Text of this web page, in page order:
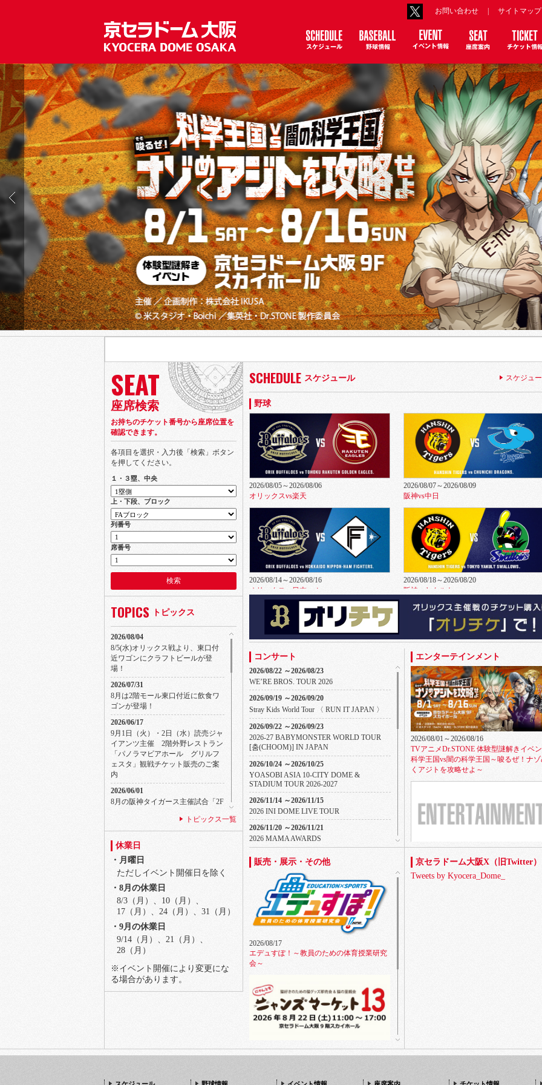
サイトマップ
お問い合わせ
Prev
SEAT
座席検索
お持ちのチケット番号から座席位置を
確認できます。
各項目を選択・入力後「検索」ボタン
を押してください。
１・３塁、中央
上・下段、ブロック
列番号
席番号
TOPICS トピックス
2026/08/04
8/5(水)オリックス戦より、東口付
近ワゴンにクラフトビールが登
場！
2026/07/31
8月は2階モール東口付近に飲食ワ
ゴンが登場！
2026/06/17
9月1日（火）・2日（水）読売ジャ
イアンツ主催 2階外野レストラン
「パノラマビアホール グリルフ
ェスタ」観戦チケット販売のご案
内
2026/06/01
8月の阪神タイガース主催試合「2F
2026/05/15
8月4日(火)ソフトバンク主催公式
戦 ２F外野レストランチケットの
ご案内
2026/04/03
【火曜日はトレカの日！】Bs練習
見学ツアー参加者限定電子トレカ
を配布！
2026/02/27
場内販売飲食メニュー価格改定の
お知らせ
2026/02/27
場内飲食売店に新店舗がオープ
ン！
2026/02/05
「築地 銀だこ」閉店のお知らせ
トピックス一覧
休業日
・月曜日
ただしイベント開催日を除く
・8月の休業日
8/3（月）、10（月）、
17（月）、24（月）、31（月）
・9月の休業日
9/14（月）、21（月）、
28（月）
※イベント開催により変更にな
る場合があります。
SCHEDULE スケジュール スケジュ
野球
2026/08/05～2026/08/06
オリックスvs楽天
2026/08/07～2026/08/09
阪神vs中日
2026/08/14～2026/08/16
オリックスvs日本ハム
2026/08/18～2026/08/20
阪神vsヤクルト
2026/08/25～2026/08/27
オリックスvs楽天
2026/08/28～2026/08/30
オリックスvsソフトバンク
コンサート
2026/08/22 ～2026/08/23
WE’RE BROS. TOUR 2026
2026/09/19 ～2026/09/20
Stray Kids World Tour 〈 RUN IT JAPAN 〉
2026/09/22 ～2026/09/23
2026-27 BABYMONSTER WORLD TOUR
[춤(CHOOM)] IN JAPAN
2026/10/24 ～2026/10/25
YOASOBI ASIA 10-CITY DOME &
STADIUM TOUR 2026-2027
2026/11/14 ～2026/11/15
2026 INI DOME LIVE TOUR
2026/11/20 ～2026/11/21
2026 MAMA AWARDS
BIGBANG 2026 WORLD TOUR
2026/12/05 ～2026/12/06
EXILE 25th ANNIVERSARY BEST LIVE ～
LDH PERFECT YEAR 2026～
2026/12/10
2026/12/12 ～2026/12/13
Fujii Kaze Prema World Tour
Bruno Mars : The Romantic Tour in Japan
2027/01/23 ～2027/01/24
BUMP OF CHICKEN TOUR 2026-2027 Ratio
Clavis
Da-iCE DAY DOME PHASE 2027
エンターテインメント
2026/08/01～2026/08/16
TVアニメDr.STONE 体験型謎解きイベ
科学王国vs闇の科学王国～唆るぜ！ナ
くアジトを攻略せよ～
KANSAI COLLECTION 2026
AUTUMN&WINTER
販売・展示・その他
2026/08/17
エデュすぽ！～教員のための体育授業研究
会～
にゃんともニャンズマーケット
京セラドーム大阪X（旧Twitter）
Tweets by Kyocera_Dome_
スケジュール 野球情報 イベント情報 座席案内 チケット情報